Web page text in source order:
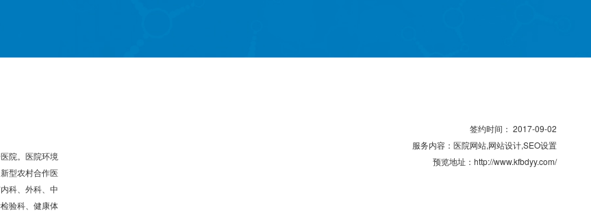
院。医院环境
型农村合作医
科、外科、中
验科、健康体
签约时间： 2017-09-02
服务内容： 医院网站,网站设计,SEO设置
预览地址： http://www.kfbdyy.com/